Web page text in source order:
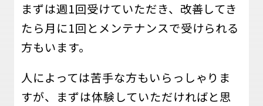
まずは週1回受けていただき、改善してき
たら月に1回とメンテナンスで受けられる
方もいます。
人によっては苦手な方もいらっしゃりま
すが、まずは体験していただければと思